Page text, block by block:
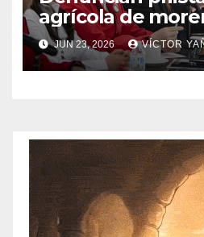
agrícola de
abandono al
mexicano
JUN 23, 2026 VÍCTOR